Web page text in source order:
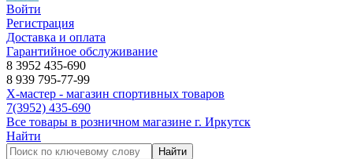
Войти
Регистрация
Доставка и оплата
Гарантийное обслуживание
8 3952 435-690
8 939 795-77-99
Х-мастер - магазин спортивных товаров
7(3952) 435-690
Все товары в розничном магазине г. Иркутск
Найти
Найти